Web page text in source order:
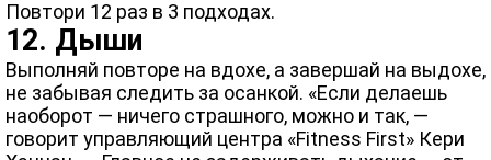
Повтори 12 раз в 3 подходах.
12. Дыши
Выполняй повторе на вдохе, а завершай на выдохе,
не забывая следить за осанкой. «Если делаешь
наоборот — ничего страшного, можно и так, —
говорит управляющий центра «Fitness First» Кери